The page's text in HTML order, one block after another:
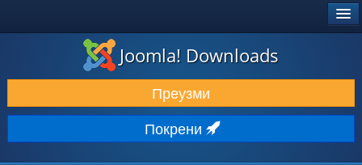
ПРЕУЗИМАЊЕ И ПРОШИРЕЊА (ЕКСТЕНЗИЈЕ)
ОТКРИЈТЕ И НАУЧИТЕ
ЗАЈЕДНИЦА И ПОДРШКА
Joomla! Downloads
Преузми
Покрени